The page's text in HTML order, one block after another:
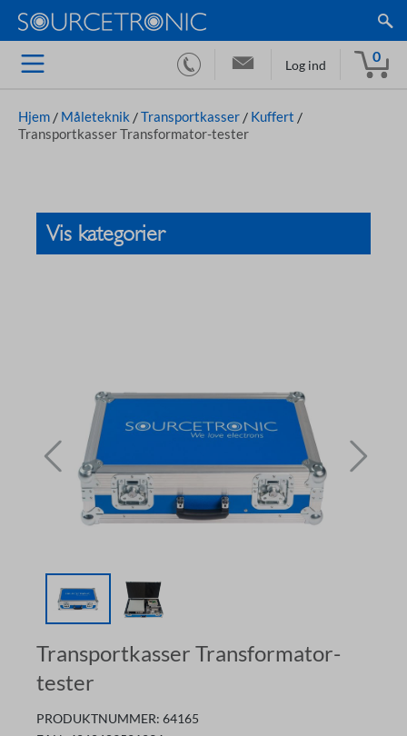
Log ind
0
Hjem / Måleteknik /Transportkasser / Kuffert /
Transportkasser Transformator-tester
Vis kategorier
Transportkasser Transformator-
tester
PRODUKTNUMMER: 64165